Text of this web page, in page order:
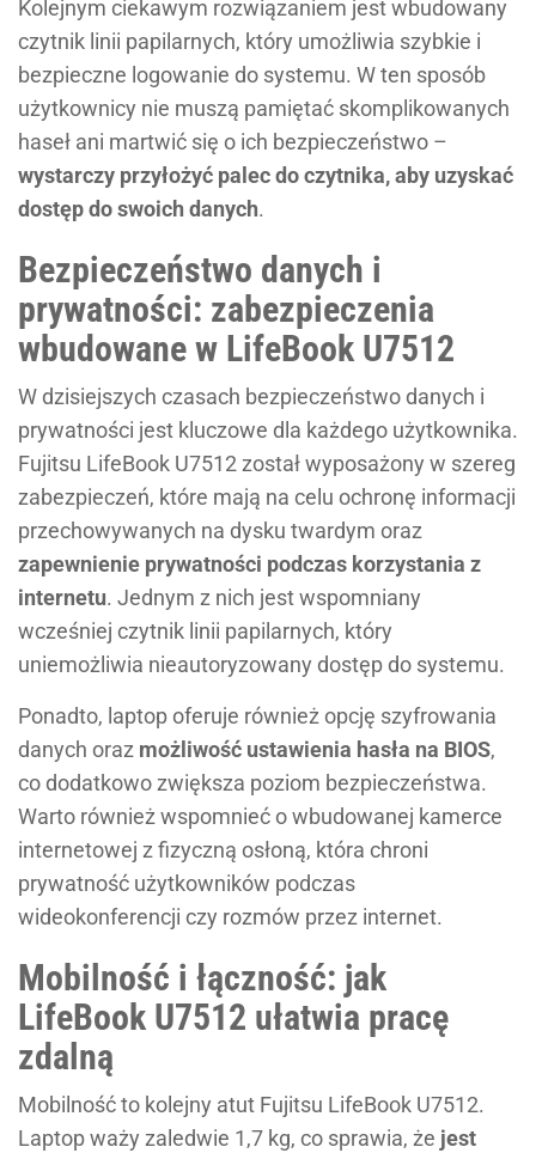
Kolejnym ciekawym rozwiązaniem jest wbudowany
czytnik linii papilarnych, który umożliwia szybkie i
bezpieczne logowanie do systemu. W ten sposób
użytkownicy nie muszą pamiętać skomplikowanych
haseł ani martwić się o ich bezpieczeństwo –
wystarczy przyłożyć palec do czytnika, aby uzyskać
dostęp do swoich danych.
Bezpieczeństwo danych i
prywatności: zabezpieczenia
wbudowane w LifeBook U7512
W dzisiejszych czasach bezpieczeństwo danych i
prywatności jest kluczowe dla każdego użytkownika.
Fujitsu LifeBook U7512 został wyposażony w szereg
zabezpieczeń, które mają na celu ochronę informacji
przechowywanych na dysku twardym oraz
zapewnienie prywatności podczas korzystania z
internetu. Jednym z nich jest wspomniany
wcześniej czytnik linii papilarnych, który
uniemożliwia nieautoryzowany dostęp do systemu.
Ponadto, laptop oferuje również opcję szyfrowania
danych oraz możliwość ustawienia hasła na BIOS,
co dodatkowo zwiększa poziom bezpieczeństwa.
Warto również wspomnieć o wbudowanej kamerce
internetowej z fizyczną osłoną, która chroni
prywatność użytkowników podczas
wideokonferencji czy rozmów przez internet.
Mobilność i łączność: jak
LifeBook U7512 ułatwia pracę
zdalną
Mobilność to kolejny atut Fujitsu LifeBook U7512.
Laptop waży zaledwie 1,7 kg, co sprawia, że jest